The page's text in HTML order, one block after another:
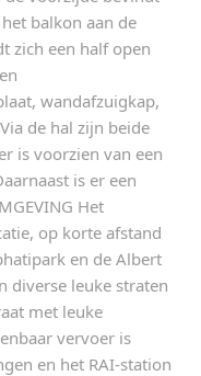
balkon aan de
zich een half open
wandafzuigkap,
de hal zijn beide
is voorzien van een
is er een
Het
op korte afstand
en de Albert
diverse leuke straten
met leuke
vervoer is
en het RAI-station